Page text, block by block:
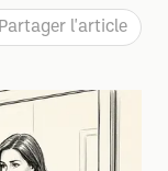
Partager l'article